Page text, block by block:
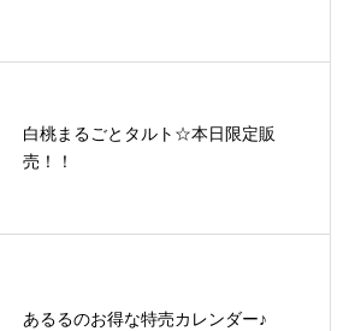
白桃まるごとタルト☆本日限定販
売！！
あるるのお得な特売カレンダー♪